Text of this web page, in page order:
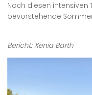
Nach diesen intensiven
bevorstehende
Bericht: Xenia Barth